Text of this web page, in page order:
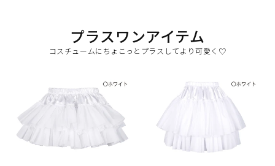
プラスワンアイテム
コスチュームにちょこっとプラスしてより可愛く♡